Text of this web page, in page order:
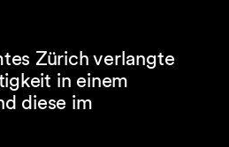
Zürich verlangte
in einem
diese im